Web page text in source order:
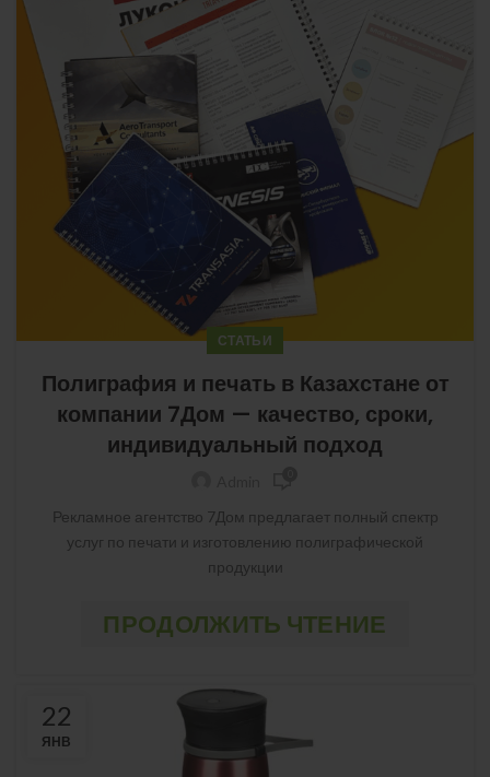
СТАТЬИ
Полиграфия и печать в Казахстане от
компании 7Дом — качество, сроки,
индивидуальный подход
Рекламное агентство 7Дом предлагает полный спектр
услуг по печати и изготовлению полиграфической
продукции
ПРОДОЛЖИТЬ ЧТЕНИЕ
22
ЯНВ